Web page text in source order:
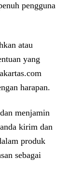
pengguna
atau
yang
harapan.
menjamin
kirim dan
produk
sebagai